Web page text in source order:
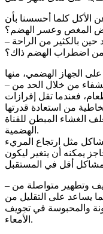
عن الأكل كلما أحسسنا بأن
بعض المغص وعسر الهضم؟
– ألسنا نشعر مباشرة بعد ذلك أو بعد حين بالكثير من الراحة
من اضطراب الهضم ذاك؟
– الصيام يساعد المعدة المريضة على الشفاء من خلال الحد من
فعندما تقل إفرازات
من استعادة قدرتها
الغشاء المبطن للقناة
الهضمية.
مثل ارتجاع المريء
يمكنه أن يتغير ليكون
– كذلك تستفيد الأمعاء كمسرح لعمليات تنظيف وتطهير متواصلة من
يساعد على التقليل من
والمحبوسة في تجويف
الأمعاء.